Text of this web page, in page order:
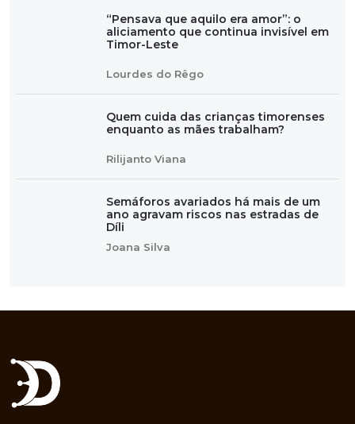
“Pensava que aquilo era amor”: o
aliciamento que continua invisível em
Timor-Leste
Lourdes do Rêgo
Quem cuida das crianças timorenses
enquanto as mães trabalham?
Rilijanto Viana
Semáforos avariados há mais de um
ano agravam riscos nas estradas de
Díli
Joana Silva